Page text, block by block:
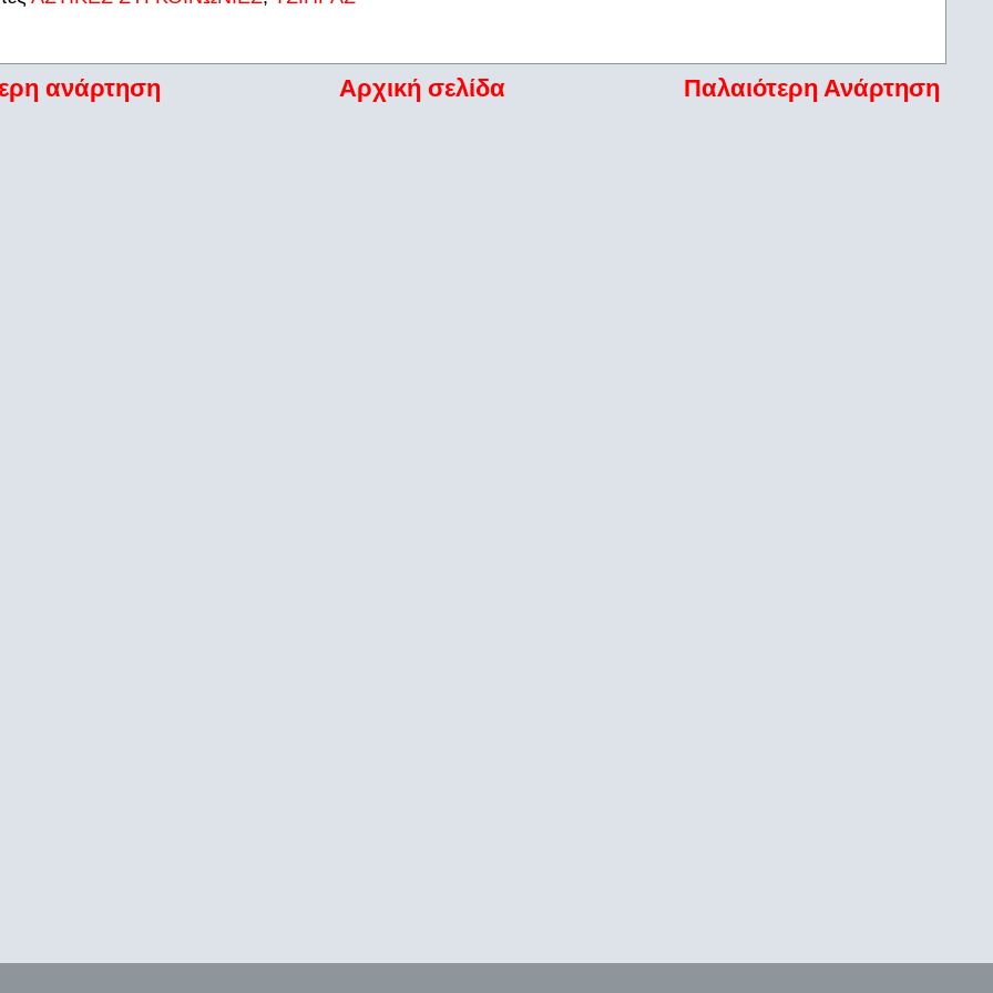
ανάρτηση Παλαιότερη Ανάρτηση
Αρχική σελίδα